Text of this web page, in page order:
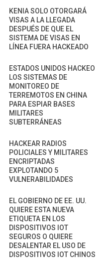
KENIA SOLO OTORGARÁ
VISAS A LA LLEGADA
DESPUÉS DE QUE EL
SISTEMA DE VISAS EN
LÍNEA FUERA HACKEADO
ESTADOS UNIDOS HACKEO
LOS SISTEMAS DE
MONITOREO DE
TERREMOTOS EN CHINA
PARA ESPIAR BASES
MILITARES
SUBTERRÁNEAS
HACKEAR RADIOS
POLICIALES Y MILITARES
ENCRIPTADAS
EXPLOTANDO 5
VULNERABILIDADES
EL GOBIERNO DE EE. UU.
QUIERE ESTA NUEVA
ETIQUETA EN LOS
DISPOSITIVOS IOT
SEGUROS O QUIERE
DESALENTAR EL USO DE
DISPOSITIVOS IOT CHINOS